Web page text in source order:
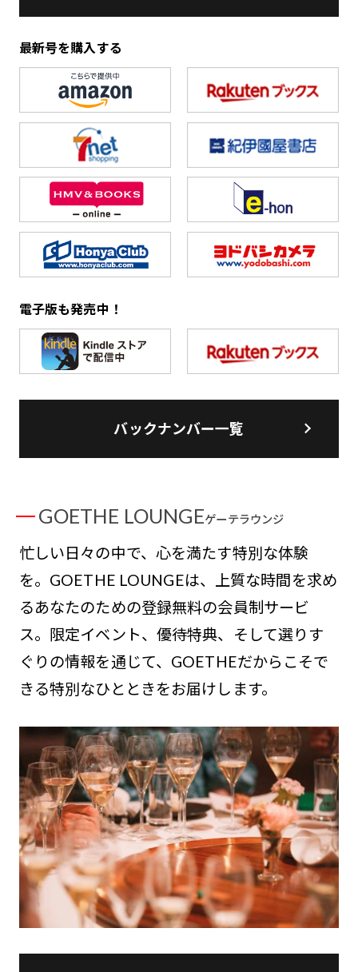
最新号を購入する
電子版も発売中！
バックナンバー一覧
GOETHE LOUNGEゲーテラウンジ
忙しい日々の中で、心を満たす特別な体験
を。GOETHE LOUNGEは、上質な時間を求め
るあなたのための登録無料の会員制サービ
ス。限定イベント、優待特典、そして選りす
ぐりの情報を通じて、GOETHEだからこそで
きる特別なひとときをお届けします。